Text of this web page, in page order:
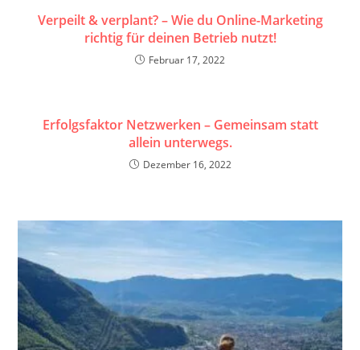
Verpeilt & verplant? – Wie du Online-Marketing
richtig für deinen Betrieb nutzt!
Februar 17, 2022
Erfolgsfaktor Netzwerken – Gemeinsam statt
allein unterwegs.
Dezember 16, 2022